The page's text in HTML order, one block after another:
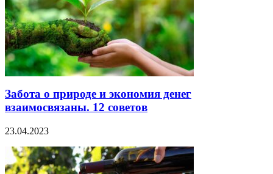
Забота о природе и экономия денег
взаимосвязаны. 12 советов
23.04.2023